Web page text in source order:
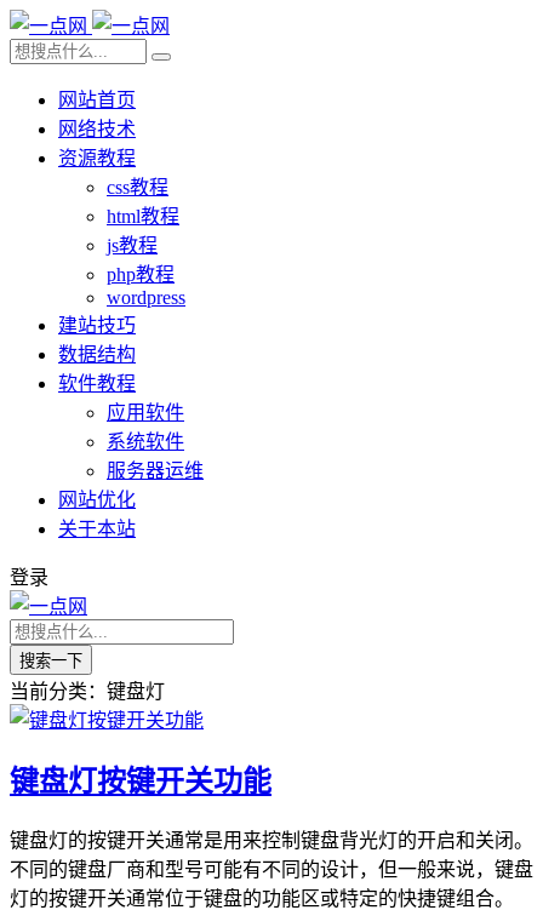
网站首页
网络技术
资源教程
css教程
html教程
js教程
php教程
wordpress
建站技巧
数据结构
软件教程
应用软件
系统软件
服务器运维
网站优化
关于本站
登录
搜索一下
当前分类：键盘灯
键盘灯按键开关功能
键盘灯的按键开关通常是用来控制键盘背光灯的开启和关闭。
不同的键盘厂商和型号可能有不同的设计，但一般来说，键盘
灯的按键开关通常位于键盘的功能区或特定的快捷键组合。